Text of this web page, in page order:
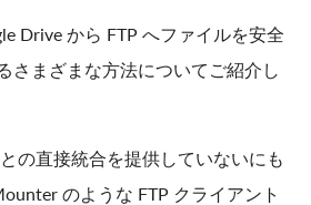
Drive から FTP へファイルを安全
さまざまな方法についてご紹介し
の直接統合を提供していないにも
のような FTP クライアント